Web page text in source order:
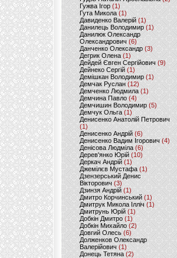
Гужва Ігор (1)
Гута Микола (1)
Давиденко Валерій (1)
Данилець Володимир(1)
Данилюк Олександр
Олександрович (6)
Данченко Олександр (3)
Дегрик Олена(1)
Дейдей Євген Сергійович(9)
Дейнеко Сергій (1)
Демішкан Володимир(1)
Демчак Руслан (12)
Демченко Людмила (1)
Демчина Павло (4)
Демчишин Володимир (5)
Демчук Ольга(1)
Денисенко Анатолій Петрович
(1)
Денисенко Андрій (6)
Денисенко Вадим Ігорович (4)
Денісова Людміла(6)
Дерев'янко Юрій(10)
Деркач Андрій(1)
Джемілєв Мустафа (1)
Дзензерський Денис
Вікторович (3)
Дзинзя Андрій (1)
Дмитро Корчинський (1)
Дмитрук Микола Ілліч (1)
Дмитрунь Юрій (1)
Добкін Дмитро(1)
Добкін Михайло (2)
Довгий Олесь (6)
Долженков Олександр
Валерійович (1)
Донець Тетяна (2)